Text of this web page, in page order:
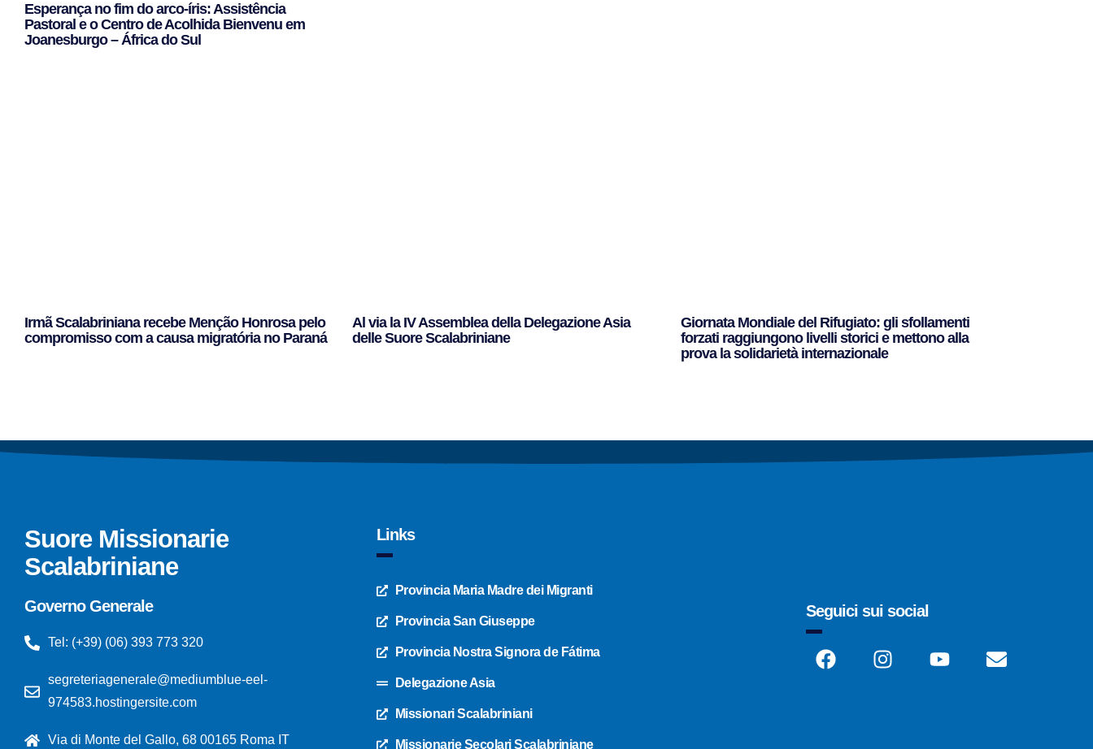
Esperança no fim do arco-íris: Assistência
Pastoral e o Centro de Acolhida Bienvenu em
Joanesburgo – África do Sul
Irmã Scalabriniana recebe Menção Honrosa pelo
compromisso com a causa migratória no Paraná
Al via la IV Assemblea della Delegazione Asia
delle Suore Scalabriniane
Giornata Mondiale del Rifugiato: gli sfollamenti
forzati raggiungono livelli storici e mettono alla
prova la solidarietà internazionale
Suore Missionarie
Scalabriniane
Governo Generale
Tel: (+39) (06) 393 773 320
segreteriagenerale@mediumblue-eel-
974583.hostingersite.com
Via di Monte del Gallo, 68 00165 Roma IT
Links
Provincia Maria Madre dei Migranti
Provincia San Giuseppe
Provincia Nostra Signora de Fátima
Delegazione Asia
Missionari Scalabriniani
Missionarie Secolari Scalabriniane
Seguici sui social